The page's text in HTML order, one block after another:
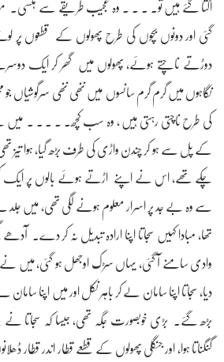
اکتا گئے ہیں تو۔ ۔ ۔ ۔ وہ عجیب طریقے سے ہنسی۔
گئی اور دونوں بچوں کی طرح پھولوں کے قطعوں پر
دوڑتے ناچتے ہوئے، پھولوں میں گھر کر ایک
نگاہوں میں گرم گرم سانسوں میں ننھی ننھی سرگوشیاں
کی طرح ناچتی رہتی ہیں ، وہ سب کچھ۔ ۔ ۔ ۔ ۔ میں
کے پل سے ہو کر چندن واڑی کی طرف بڑھ گیا، ہوا تیز
چکے تھے، اس نے اپنے اڑتے ہوئے بالوں پر ایک
سے وہ بے جد پر اسرار معلوم ہونے لگی تھی، میں جلد سے
تھا، مبادا کہیں سجاتا اپنا ارادہ تبدیل نہ کر دے۔
وادی سامنے آ گئی، یہاں سڑک اوجھل ہو گئی، میں
دیا، سجاتا اپنا سامان لے کر باہر ‫‫نکل اور میں اپنا
بڑھ گئے۔ بڑی خوبصورت جگہ تھی، جیسا کہ سجاتا
گنگناتا ہوا، اور جنگلی پھولوں کے قطعے قطار اندر قطار